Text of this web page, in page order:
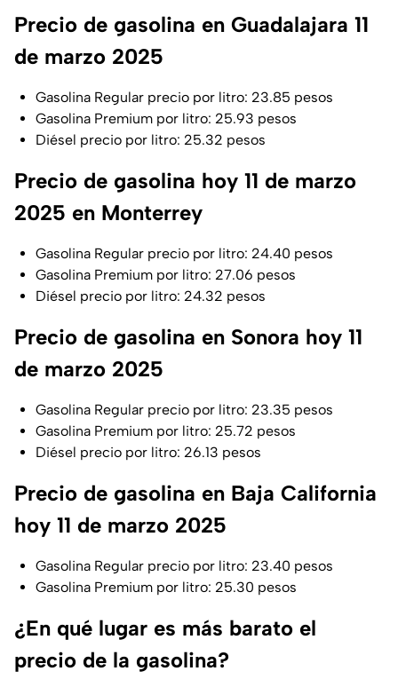
Precio de gasolina en Guadalajara 11
de marzo 2025
Gasolina Regular precio por litro: 23.85 pesos
Gasolina Premium por litro: 25.93 pesos
Diésel precio por litro: 25.32 pesos
Precio de gasolina hoy 11 de marzo
2025 en Monterrey
Gasolina Regular precio por litro: 24.40 pesos
Gasolina Premium por litro: 27.06 pesos
Diésel precio por litro: 24.32 pesos
Precio de gasolina en Sonora hoy 11
de marzo 2025
Gasolina Regular precio por litro: 23.35 pesos
Gasolina Premium por litro: 25.72 pesos
Diésel precio por litro: 26.13 pesos
Precio de gasolina en Baja California
hoy 11 de marzo 2025
Gasolina Regular precio por litro: 23.40 pesos
Gasolina Premium por litro: 25.30 pesos
¿En qué lugar es más barato el
precio de la gasolina?